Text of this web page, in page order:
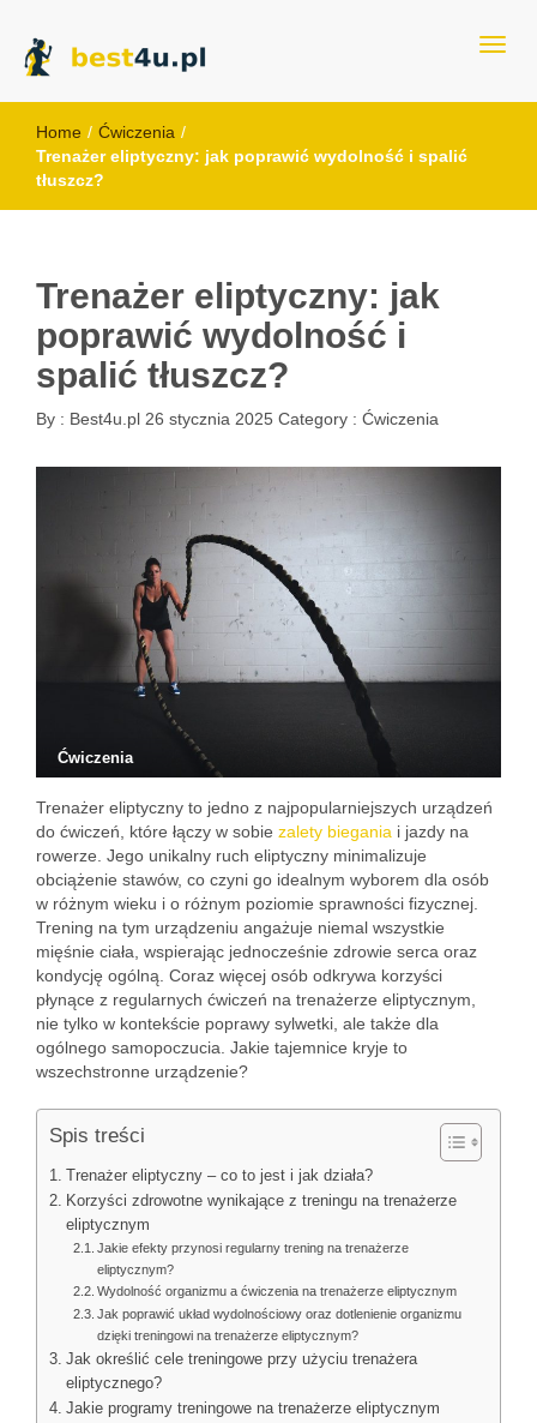
best4u.pl
Home / Ćwiczenia /
Trenażer eliptyczny: jak poprawić wydolność i spalić
tłuszcz?
Trenażer eliptyczny: jak
poprawić wydolność i
spalić tłuszcz?
By : Best4u.pl 26 stycznia 2025 Category : Ćwiczenia
Ćwiczenia
Trenażer eliptyczny to jedno z najpopularniejszych urządzeń
do ćwiczeń, które łączy w sobie zalety biegania i jazdy na
rowerze. Jego unikalny ruch eliptyczny minimalizuje
obciążenie stawów, co czyni go idealnym wyborem dla osób
w różnym wieku i o różnym poziomie sprawności fizycznej.
Trening na tym urządzeniu angażuje niemal wszystkie
mięśnie ciała, wspierając jednocześnie zdrowie serca oraz
kondycję ogólną. Coraz więcej osób odkrywa korzyści
płynące z regularnych ćwiczeń na trenażerze eliptycznym,
nie tylko w kontekście poprawy sylwetki, ale także dla
ogólnego samopoczucia. Jakie tajemnice kryje to
wszechstronne urządzenie?
Spis treści
Trenażer eliptyczny – co to jest i jak działa?
Korzyści zdrowotne wynikające z treningu na trenażerze
eliptycznym
Jakie efekty przynosi regularny trening na trenażerze
eliptycznym?
Wydolność organizmu a ćwiczenia na trenażerze eliptycznym
Jak poprawić układ wydolnościowy oraz dotlenienie organizmu
dzięki treningowi na trenażerze eliptycznym?
Jak określić cele treningowe przy użyciu trenażera
eliptycznego?
Jakie programy treningowe na trenażerze eliptycznym